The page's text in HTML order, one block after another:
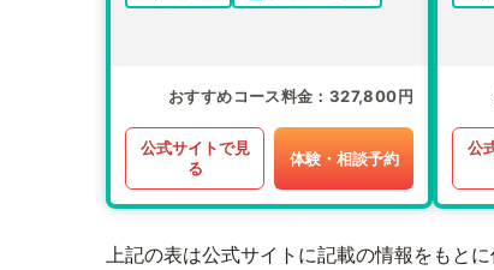
おすすめコース料金 327,800円
公式サイトで見
る
体験・相談予約
公
上記の表は公式サイトに記載の情報をもと